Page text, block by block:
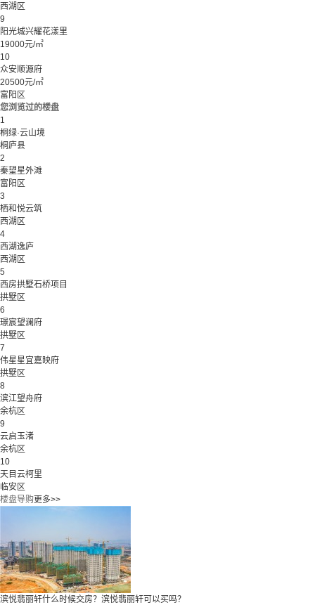
西湖区
9
阳光城兴耀花漾里
19000元/㎡
10
众安顺源府
20500元/㎡
富阳区
您浏览过的楼盘
1
桐绿·云山境
桐庐县
2
秦望星外滩
富阳区
3
栖和悦云筑
西湖区
4
西湖逸庐
西湖区
5
西房拱墅石桥项目
拱墅区
6
璟宸望澜府
拱墅区
7
伟星星宜嘉映府
拱墅区
8
滨江望舟府
余杭区
9
云启玉渚
余杭区
10
天目云柯里
临安区
楼盘导购更多>>
滨悦翡丽轩什么时候交房？滨悦翡丽轩可以买吗？